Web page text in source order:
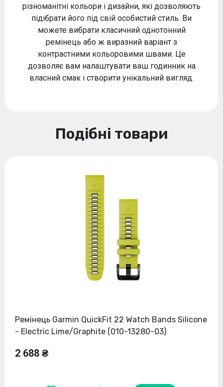
різноманітні кольори і дизайни, які дозволяють
підібрати його під свій особистий стиль. Ви
можете вибрати класичний однотонний
ремінець або ж виразний варіант з
контрастними кольоровими швами. Це
дозволяє вам налаштувати ваш годинник на
власний смак і створити унікальний вигляд.
Подібні товари
Ремінець Garmin QuickFit 22 Watch Bands Silicone
- Electric Lime/Graphite (010-13280-03)
2 688 ₴